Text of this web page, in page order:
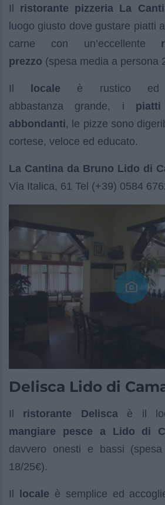
Il ristorante pizzeria La
luogo giusto dove gustare piatti
carne con un’eccellente
prezzo (spesa media a persona
Il locale è rustico ed
abbastanza grande, i
abbondanti, le pizze sono
cortese, veloce ed educato.
La Cantina da Bruno Lido di
Via Italica, 61 Tel (+39) 0584
Delisca Lido di
Il ristorante Deliscaè il
mangiare pesce a Lido di
davvero onesti e bassi
18/25€).
Il locale è semplice ed